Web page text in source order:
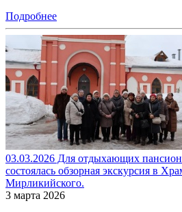
Подробнее
03.03.2026 Для отдыхающих
состоялась обзорная экскурсия в
Мирликийского.
3 марта 2026